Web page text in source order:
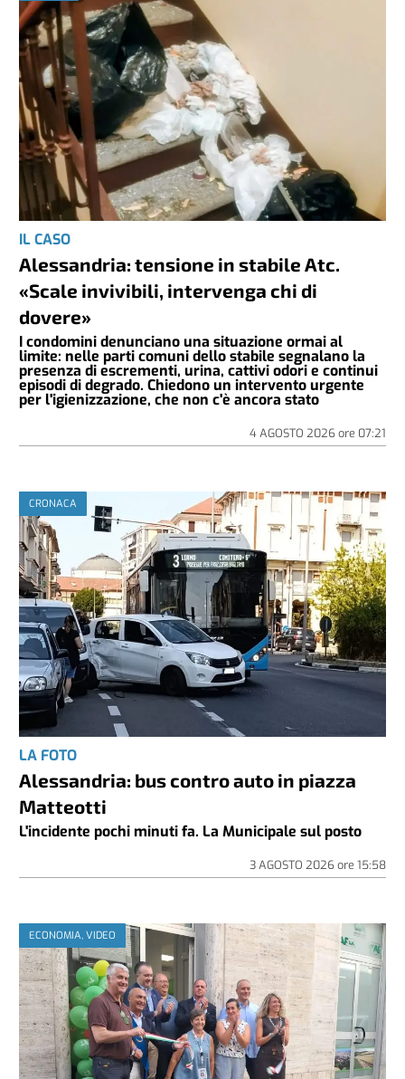
IL CASO
Alessandria: tensione in stabile Atc.
«Scale invivibili, intervenga chi di
dovere»
I condomini denunciano una situazione ormai al
limite: nelle parti comuni dello stabile segnalano la
presenza di escrementi, urina, cattivi odori e continui
episodi di degrado. Chiedono un intervento urgente
per l'igienizzazione, che non c'è ancora stato
4 AGOSTO 2026ore 07:21
CRONACA
LA FOTO
Alessandria: bus contro auto in piazza
Matteotti
L'incidente pochi minuti fa. La Municipale sul posto
3 AGOSTO 2026ore 15:58
ECONOMIA, VIDEO